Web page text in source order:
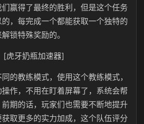
赢得了最终的胜利，但是这个任务
，每完成一个都能获取一个独特的
锁特殊奖励的。
[虎牙奶瓶加速器]
的教练模式，使用这个教练模式，
作，不用在盯着屏幕了，系统会帮
期的话，玩家们也需要不断地提升
取更多的实力加成，这个队伍评分